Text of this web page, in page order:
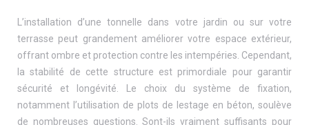
L’installation d’une tonnelle dans votre jardin ou sur votre
terrasse peut grandement améliorer votre espace extérieur,
offrant ombre et protection contre les intempéries. Cependant,
la stabilité de cette structure est primordiale pour garantir
sécurité et longévité. Le choix du système de fixation,
notamment l’utilisation de plots de lestage en béton, soulève
de nombreuses questions. Sont-ils vraiment suffisants pour